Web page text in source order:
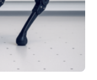
an neuen